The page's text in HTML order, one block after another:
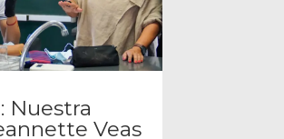
Nuestra
Veas